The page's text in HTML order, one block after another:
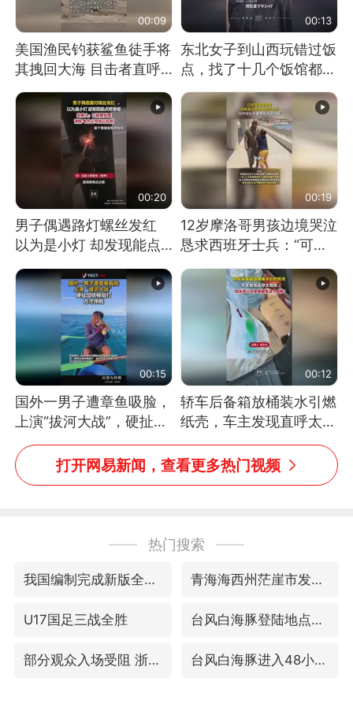
00:09
美国渔民钓获鲨鱼徒手将
其拽回大海 目击者直呼
震惊 （视频来源：参考
消息）
00:13
东北女子到山西玩错过饭
点，找了十几个饭馆都没
开门：午休到几点
00:20
男子偶遇路灯螺丝发红
以为是小灯 却发现能点
燃香烟 当事人：已报警
处理
00:19
12岁摩洛哥男孩边境哭泣
恳求西班牙士兵：“可不
可以不要把我遣返回国”
00:15
国外一男子遭章鱼吸脸，
上演“拔河大战”，硬扯加
铁棒敲打方才挣脱
00:12
轿车后备箱放桶装水引燃
纸壳，车主发现直呼太危
险，“拍出来让大家都避
免这个危险”
打开网易新闻，查看更多热门视频
热门搜索
我国编制完成新版全月地质图 青海海西州茫崖市发生3.1级地震
U17国足三战全胜 台风白海豚登陆地点更新
部分观众入场受阻 浙江省博物馆致歉 台风白海豚进入48小时警戒线